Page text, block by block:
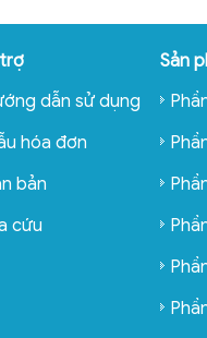
dẫn sử dụng
hóa đơn
bản
cứu
Sản